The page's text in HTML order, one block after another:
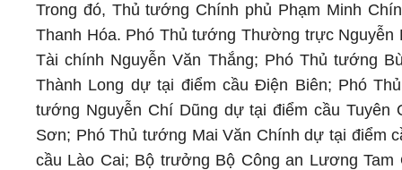
Trong đó, Thủ tướng Chính phủ Phạm Minh
Thanh Hóa. Phó Thủ tướng Thường trực
Tài chính Nguyễn Văn Thắng; Phó Thủ tướng
Thành Long dự tại điểm cầu Điện Biên; Phó
tướng Nguyễn Chí Dũng dự tại điểm cầu
Sơn; Phó Thủ tướng Mai Văn Chính dự tại điểm
cầu Lào Cai; Bộ trưởng Bộ Công an Lương